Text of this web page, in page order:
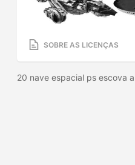
SOBRE AS LICENÇAS
20 nave espacial ps escova